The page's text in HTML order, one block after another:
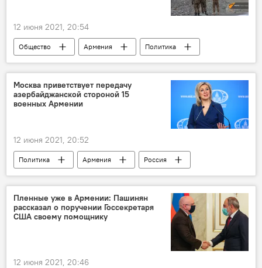
12 июня 2021, 20:54
Общество Армения
Политика
Пашинян Никол
Новости Армения
Гегаркуникская область
Вопрос пленных, заложников, без вести пропавших и погибших в Карабахе
Москва приветствует передачу
азербайджанской стороной 15
военных Армении
12 июня 2021, 20:52
Политика Армения
Россия
В мире
Азербайджан
военнопленные
Вопрос пленных, заложников, без вести пропавших и погибших в Карабахе
Пленные уже в Армении: Пашинян
рассказал о поручении Госсекретаря
США своему помощнику
12 июня 2021, 20:46